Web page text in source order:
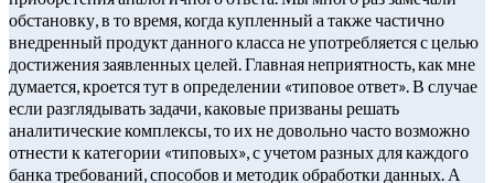
обстановку, в то время, когда купленный а также частично
внедренный продукт данного класса не употребляется с целью
достижения заявленных целей. Главная неприятность, как мне
думается, кроется тут в определении «типовое ответ». В случае
если разглядывать задачи, каковые призваны решать
аналитические комплексы, то их не довольно часто возможно
отнести к категории «типовых», с учетом разных для каждого
банка требований, способов и методик обработки данных. А